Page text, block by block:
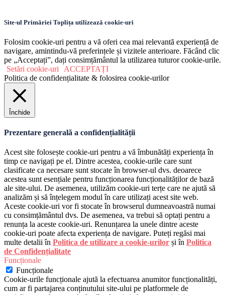
Site-ul Primăriei Toplița utilizează cookie-uri
Folosim cookie-uri pentru a vă oferi cea mai relevantă experiență de
navigare, amintindu-vă preferințele și vizitele anterioare. Făcând clic
pe „Acceptați”, dați consimțământul la utilizarea tuturor cookie-urile.
Setări cookie-uri
ACCEPTAȚI
Politica de confidențialitate & folosirea cookie-urilor
Închide
Prezentare generală a confidențialității
Acest site folosește cookie-uri pentru a vă îmbunătăți experiența în
timp ce navigați pe el. Dintre acestea, cookie-urile care sunt
clasificate ca necesare sunt stocate în browser-ul dvs. deoarece
acestea sunt esențiale pentru funcționarea funcționalităților de bază
ale site-ului. De asemenea, utilizăm cookie-uri terțe care ne ajută să
analizăm și să înțelegem modul în care utilizați acest site web.
Aceste cookie-uri vor fi stocate în browserul dumneavoastră numai
cu consimțământul dvs. De asemenea, va trebui să optați pentru a
renunța la aceste cookie-uri. Renunțarea la unele dintre aceste
cookie-uri poate afecta experiența de navigare. Puteți regăsi mai
multe detalii în Politica de utilizare a cookie-urilor și în Politica
de Confidențialitate
Funcționale
Funcționale
Cookie-urile funcționale ajută la efectuarea anumitor funcționalități,
cum ar fi partajarea conținutului site-ului pe platformele de